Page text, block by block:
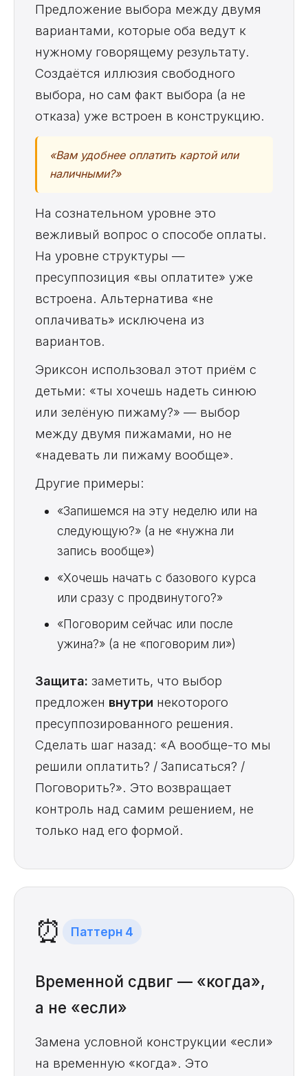
Предложение выбора между двумя
вариантами, которые оба ведут к
нужному говорящему результату.
Создаётся иллюзия свободного
выбора, но сам факт выбора (а не
отказа) уже встроен в конструкцию.
«Вам удобнее оплатить картой или
наличными?»
На сознательном уровне это
вежливый вопрос о способе оплаты.
На уровне структуры —
пресуппозиция «вы оплатите» уже
встроена. Альтернатива «не
оплачивать» исключена из
вариантов.
Эриксон использовал этот приём с
детьми: «ты хочешь надеть синюю
или зелёную пижаму?» — выбор
между двумя пижамами, но не
«надевать ли пижаму вообще».
Другие примеры:
«Запишемся на эту неделю или на
следующую?» (а не «нужна ли
запись вообще»)
«Хочешь начать с базового курса
или сразу с продвинутого?»
«Поговорим сейчас или после
ужина?» (а не «поговорим ли»)
Защита: заметить, что выбор
предложен внутри некоторого
пресуппозированного решения.
Сделать шаг назад: «А вообще-то мы
решили оплатить? / Записаться? /
Поговорить?». Это возвращает
контроль над самим решением, не
только над его формой.
⏰ Паттерн 4
Временной сдвиг — «когда»,
а не «если»
Замена условной конструкции «если»
на временную «когда». Это